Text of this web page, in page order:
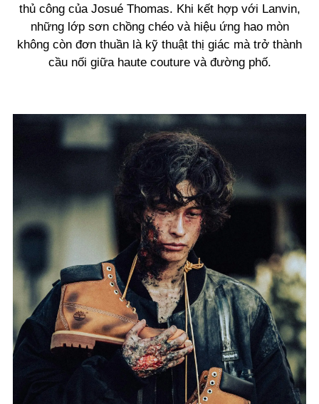
thủ công của Josué Thomas. Khi kết hợp với Lanvin,
những lớp sơn chồng chéo và hiệu ứng hao mòn
không còn đơn thuần là kỹ thuật thị giác mà trở thành
cầu nối giữa haute couture và đường phố.